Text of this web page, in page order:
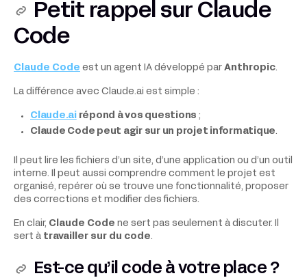
Petit rappel sur Claude
Code
Claude Code est un agent IA développé par Anthropic.
La différence avec Claude.ai est simple :
Claude.ai répond à vos questions ;
Claude Code peut agir sur un projet informatique.
Il peut lire les fichiers d’un site, d’une application ou d’un outil
interne. Il peut aussi comprendre comment le projet est
organisé, repérer où se trouve une fonctionnalité, proposer
des corrections et modifier des fichiers.
En clair, Claude Code ne sert pas seulement à discuter. Il
sert à travailler sur du code.
Est-ce qu’il code à votre place ?